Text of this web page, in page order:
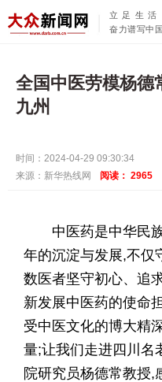
立足生
奋力谱写中
全国中医劳模杨
九州
时间：2024-04-29 09:30:34
来源：新华热线网
阅读： 2965
中医药是中华民
年的沉淀与发展,不仅
数医者坚守初心、追
新发展中医药的使命
受中医文化的博大精
量;让我们走进四川名
院研究员杨德常教授,